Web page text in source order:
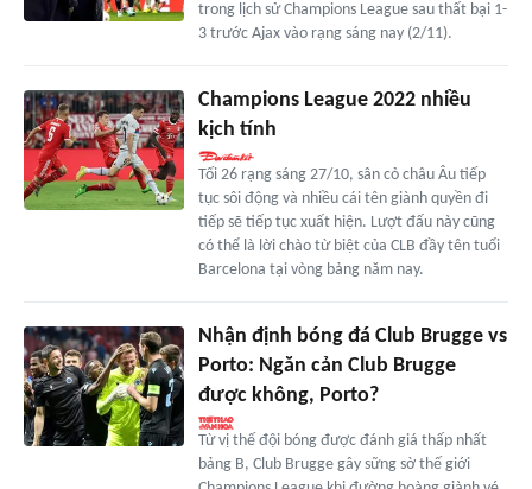
trong lịch sử Champions League sau thất bại 1-
3 trước Ajax vào rạng sáng nay (2/11).
Champions League 2022 nhiều
kịch tính
Tối 26 rạng sáng 27/10, sân cỏ châu Âu tiếp
tục sôi động và nhiều cái tên giành quyền đi
tiếp sẽ tiếp tục xuất hiện. Lượt đấu này cũng
có thể là lời chào từ biệt của CLB đầy tên tuổi
Barcelona tại vòng bảng năm nay.
Nhận định bóng đá Club Brugge vs
Porto: Ngăn cản Club Brugge
được không, Porto?
Từ vị thế đội bóng được đánh giá thấp nhất
bảng B, Club Brugge gây sững sờ thế giới